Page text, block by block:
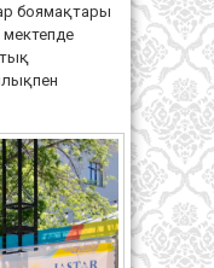
боямақтары
мектепде